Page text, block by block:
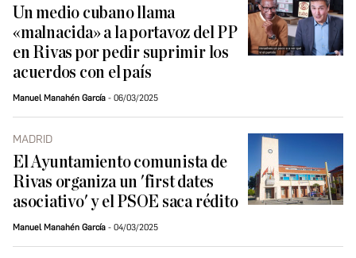
Un medio cubano llama
«malnacida» a la portavoz del PP
en Rivas por pedir suprimir los
acuerdos con el país
Manuel Manahén García 06/03/2025
MADRID
El Ayuntamiento comunista de
Rivas organiza un 'first dates
asociativo' y el PSOE saca rédito
Manuel Manahén García 04/03/2025